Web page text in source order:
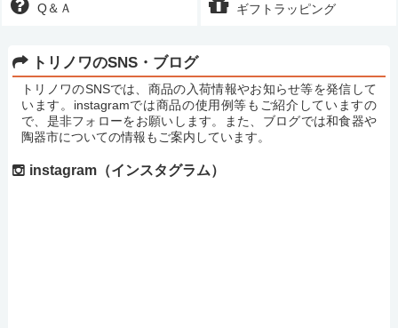
Q＆Ａ ギフトラッピング
トリノワのSNS・ブログ
トリノワのSNSでは、商品の入荷情報やお知らせ等を発信して
います。instagramでは商品の使用例等もご紹介していますの
で、是非フォローをお願いします。また、ブログでは和食器や
陶器市についての情報もご案内しています。
instagram（インスタグラム）